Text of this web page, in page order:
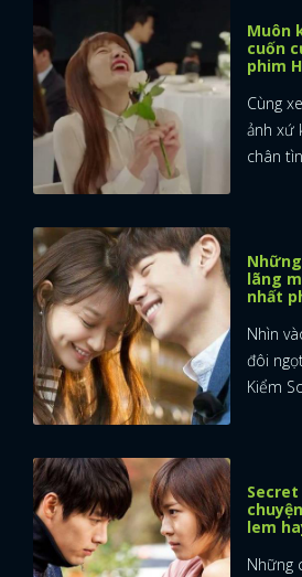
Muôn
cuốn
phim
Cùng
ảnh xứ
chân
lãng
nhất
Nhìn
đôi
Kiểm
lem
Những